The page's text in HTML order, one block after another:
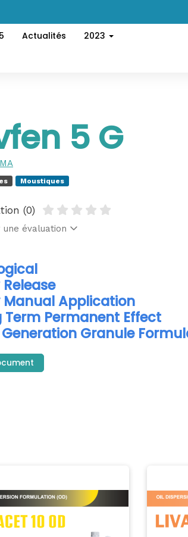
Actualités 2023
5 G
Moustiques
(0)
une évaluation
Manual Application
Term Permanent Effect
Generation Granule